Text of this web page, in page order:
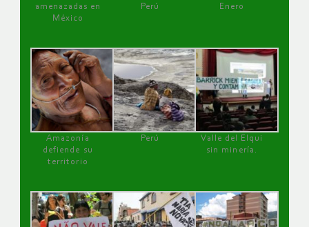
amenazadas en
México
Perú
Enero
Amazonía
defiende su
territorio
Perú
Valle del Elqui
sin minería.